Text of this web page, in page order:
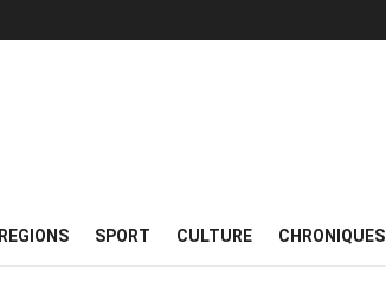
REGIONS SPORT CULTURE CHRONIQUES